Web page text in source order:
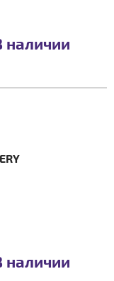
наличии
наличии